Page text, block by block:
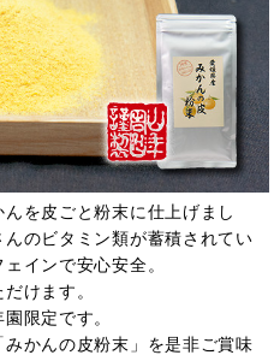
を皮ごと粉末に仕上げまし
のビタミン類が蓄積されてい
インで安心安全。
けます。
限定です。
かんの皮粉末」を是非ご賞味